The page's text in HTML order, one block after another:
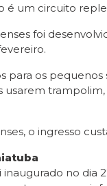
um circuito
foi
para os
usarem
o ingresso
no